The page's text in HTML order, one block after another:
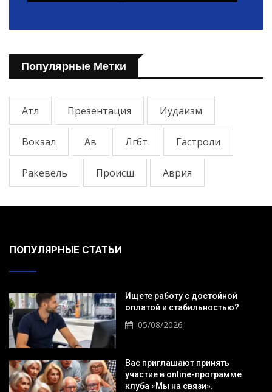
Популярные Метки
Атл Презентация Иудаизм
Вокзал Ав Лгбт Гастроли
Ракевель Происш Аврия
ПОПУЛЯРНЫЕ СТАТЬИ
Ищете работу с достойной
оплатой и стабильностью?
05/08/2026
Вас приглашают принять
участие в online-программе
клуба «Мы на связи».